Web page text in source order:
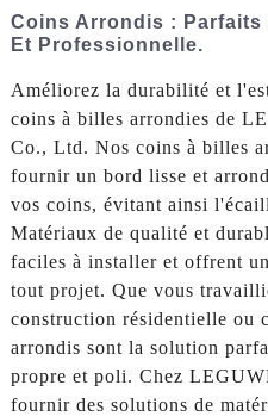
Coins Arrondis :
Et Professionnelle.
Améliorez la durabilité et
coins à billes arrondies de
Co., Ltd. Nos coins à billes
fournir un bord lisse et
vos coins, évitant ainsi
Matériaux de qualité et
faciles à installer et offrent
tout projet. Que vous
construction résidentielle ou
arrondis sont la solution
propre et poli. Chez
fournir des solutions de